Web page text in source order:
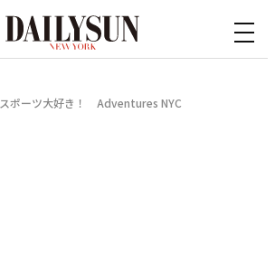
スポーツ大好き！ Adventures NYC